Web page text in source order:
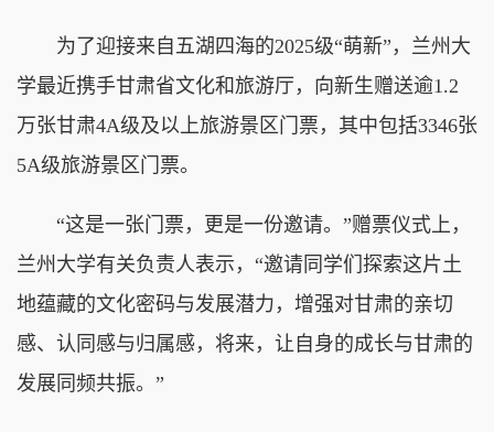
为了迎接来自五湖四海的2025级“萌新”，兰州大
学最近携手甘肃省文化和旅游厅，向新生赠送逾1.2
万张甘肃4A级及以上旅游景区门票，其中包括3346张
5A级旅游景区门票。
“这是一张门票，更是一份邀请。”赠票仪式上，
兰州大学有关负责人表示，“邀请同学们探索这片土
地蕴藏的文化密码与发展潜力，增强对甘肃的亲切
感、认同感与归属感，将来，让自身的成长与甘肃的
发展同频共振。”